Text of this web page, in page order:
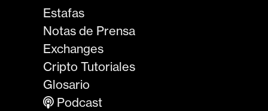
Estafas
Notas de Prensa
Exchanges
Cripto Tutoriales
Glosario
Podcast